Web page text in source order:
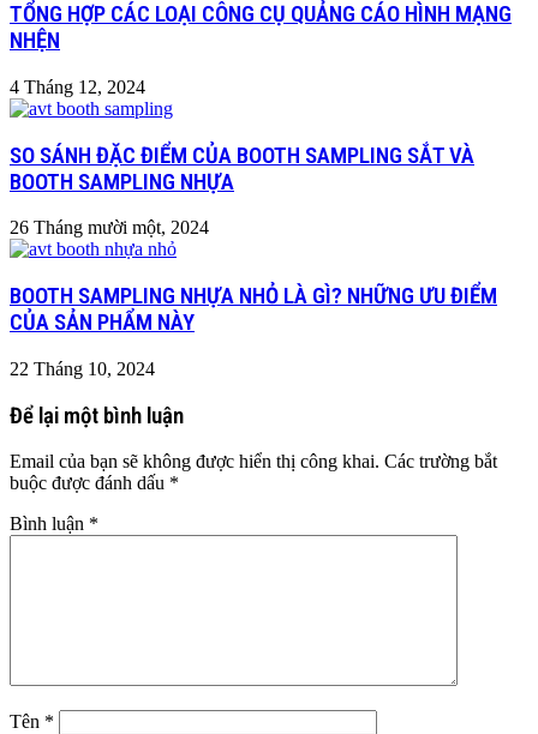
TỔNG HỢP CÁC LOẠI CÔNG CỤ QUẢNG CÁO HÌNH MẠNG
NHỆN
4 Tháng 12, 2024
SO SÁNH ĐẶC ĐIỂM CỦA BOOTH SAMPLING SẮT VÀ
BOOTH SAMPLING NHỰA
26 Tháng mười một, 2024
BOOTH SAMPLING NHỰA NHỎ LÀ GÌ? NHỮNG ƯU ĐIỂM
CỦA SẢN PHẨM NÀY
22 Tháng 10, 2024
Để lại một bình luận
Email của bạn sẽ không được hiển thị công khai. Các trường bắt
buộc được đánh dấu *
Bình luận *
Tên *